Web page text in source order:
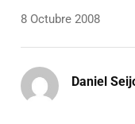
8 Octubre 2008
Daniel